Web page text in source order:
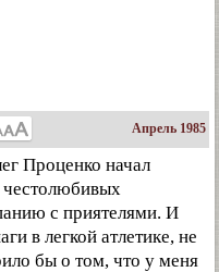
Апрель 1985
Проценко начал
честолюбивых
с приятелями. И
в легкой атлетике, не
бы о том, что у меня